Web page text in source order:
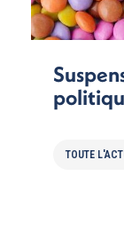
TOUTE